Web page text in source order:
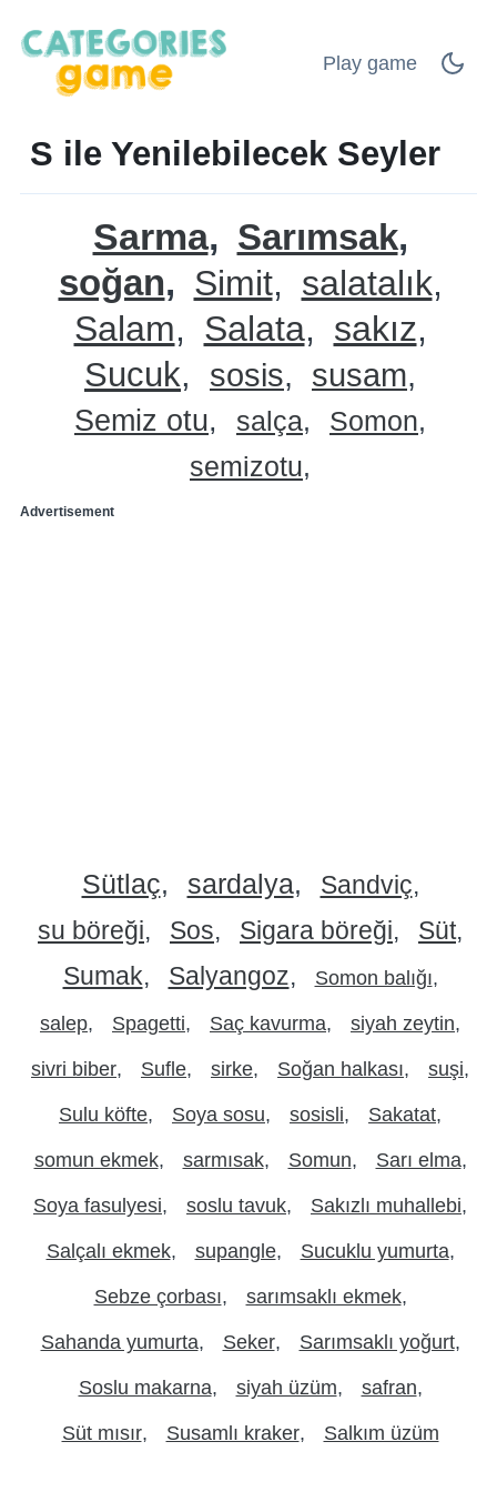
Play game
S ile Yenilebilecek Seyler
Sarma
Sarımsak
soğan
Simit
salatalık
Salam
Salata sakız
Sucuk sosis susam
Semiz otu salça
Somon
semizotu
Advertisement
Sütlaç sardalya
Sandviç
su böreği
Sos Sigara böreği
Süt
Sumak
Salyangoz Somon balığı
salep Spagetti Saç kavurma siyah zeytin
sivri biber Sufle sirke Soğan halkası suşi
Sulu köfte Soya sosu sosisli Sakatat
somun ekmek sarmısak Somun Sarı elma
Soya fasulyesi soslu tavuk Sakızlı muhallebi
Salçalı ekmek supangle Sucuklu yumurta
Sebze çorbası sarımsaklı ekmek
Sahanda yumurta Seker Sarımsaklı yoğurt
Soslu makarna siyah üzüm safran
Süt mısır Susamlı kraker Salkım üzüm